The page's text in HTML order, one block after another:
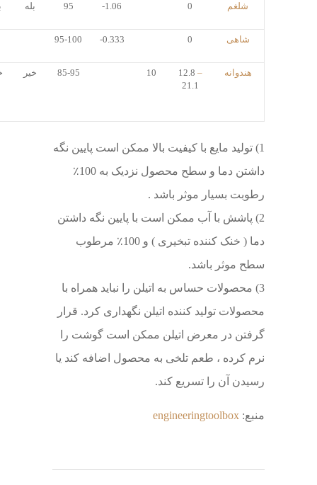
شلغم 0
-1.06
95 بله
شاهی 0
-0.333
95-100
هندوانه 12.8 –
21.1
10
85-95 خیر
1) تولید مایع با کیفیت بالا ممکن است پایین نگه
داشتن دما و سطح محصول نزدیک به 100٪
رطوبت بسیار موثر باشد .
2) پاشش با آب ممکن است با پایین نگه داشتن
دما ( خنک کننده تبخیری ) و 100٪ مرطوب
سطح موثر باشد.
3) محصولات حساس به اتیلن را نباید همراه با
محصولات تولید کننده اتیلن نگهداری کرد. قرار
گرفتن در معرض اتیلن ممکن است گوشت را
نرم کرده ، طعم تلخی به محصول اضافه کند یا
رسیدن آن را تسریع کند.
منبع: engineeringtoolbox